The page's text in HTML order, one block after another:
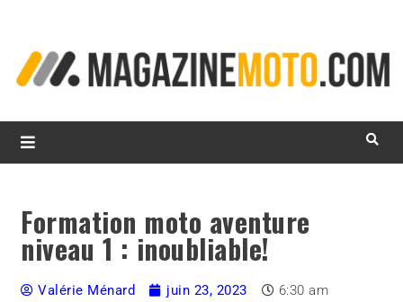
MagazineMoto.com
Formation moto aventure
niveau 1 : inoubliable!
Valérie Ménard juin 23, 2023
6:30 am